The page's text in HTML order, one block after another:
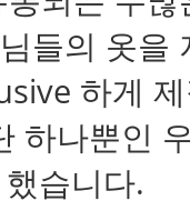
들의 옷
하게
하나뿐인
습니다.